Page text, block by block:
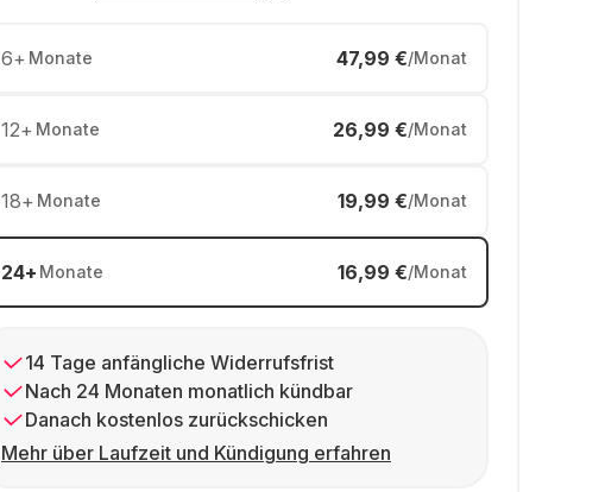
6+ Monate 47,99 €/Monat
12+ Monate 26,99 €/Monat
18+ Monate 19,99 €/Monat
24+ Monate 16,99 €/Monat
14 Tage anfängliche Widerrufsfrist
Nach 24 Monaten monatlich kündbar
Danach kostenlos zurückschicken
Mehr über Laufzeit und Kündigung erfahren